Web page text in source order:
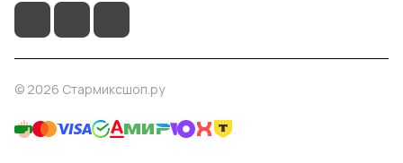
© 2026 Стармиксшоп.ру